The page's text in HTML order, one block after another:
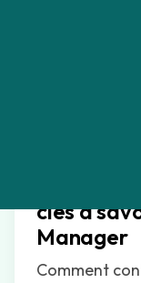
clés à
Manager
Comment